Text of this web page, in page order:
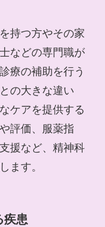
持つ方やその家
などの専門職が
療の補助を行う
の大きな違い
ケアを提供する
評価、服薬指
援など、精神科
ます。
疾患